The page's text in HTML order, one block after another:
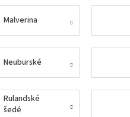
Malverina
Neuburské
Rulandské
šedé